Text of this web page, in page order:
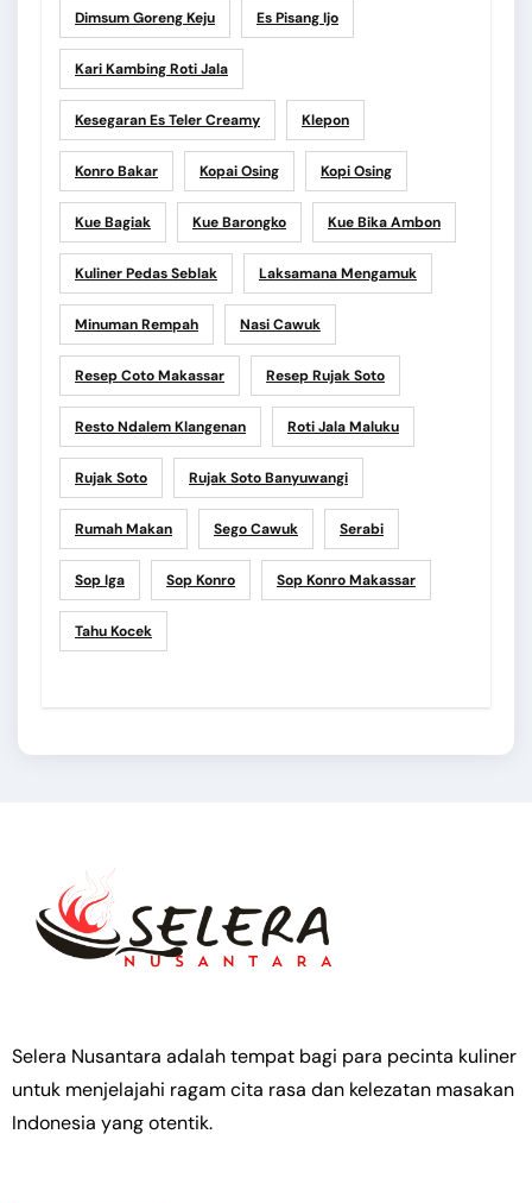
Dimsum Goreng Keju Es Pisang Ijo
Kari Kambing Roti Jala
Kesegaran Es Teler Creamy Klepon
Konro Bakar Kopai Osing Kopi Osing
Kue Bagiak Kue Barongko Kue Bika Ambon
Kuliner Pedas Seblak Laksamana Mengamuk
Minuman Rempah Nasi Cawuk
Resep Coto Makassar Resep Rujak Soto
Resto Ndalem Klangenan Roti Jala Maluku
Rujak Soto Rujak Soto Banyuwangi
Rumah Makan Sego Cawuk Serabi
Sop Iga Sop Konro Sop Konro Makassar
Tahu Kocek
Selera Nusantara adalah tempat bagi para pecinta kuliner
untuk menjelajahi ragam cita rasa dan kelezatan masakan
Indonesia yang otentik.